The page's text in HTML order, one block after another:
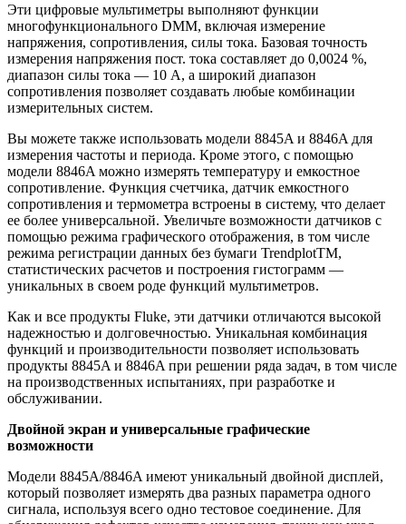
Эти цифровые мультиметры выполняют функции
многофункционального DMM, включая измерение
напряжения, сопротивления, силы тока. Базовая точность
измерения напряжения пост. тока составляет до 0,0024 %,
диапазон силы тока — 10 А, а широкий диапазон
сопротивления позволяет создавать любые комбинации
измерительных систем.
Вы можете также использовать модели 8845A и 8846A для
измерения частоты и периода. Кроме этого, с помощью
модели 8846A можно измерять температуру и емкостное
сопротивление. Функция счетчика, датчик емкостного
сопротивления и термометра встроены в систему, что делает
ее более универсальной. Увеличьте возможности датчиков с
помощью режима графического отображения, в том числе
режима регистрации данных без бумаги TrendplotTM,
статистических расчетов и построения гистограмм —
уникальных в своем роде функций мультиметров.
Как и все продукты Fluke, эти датчики отличаются высокой
надежностью и долговечностью. Уникальная комбинация
функций и производительности позволяет использовать
продукты 8845A и 8846A при решении ряда задач, в том числе
на производственных испытаниях, при разработке и
обслуживании.
Двойной экран и универсальные графические
возможности
Модели 8845A/8846A имеют уникальный двойной дисплей,
который позволяет измерять два разных параметра одного
сигнала, используя всего одно тестовое соединение. Для